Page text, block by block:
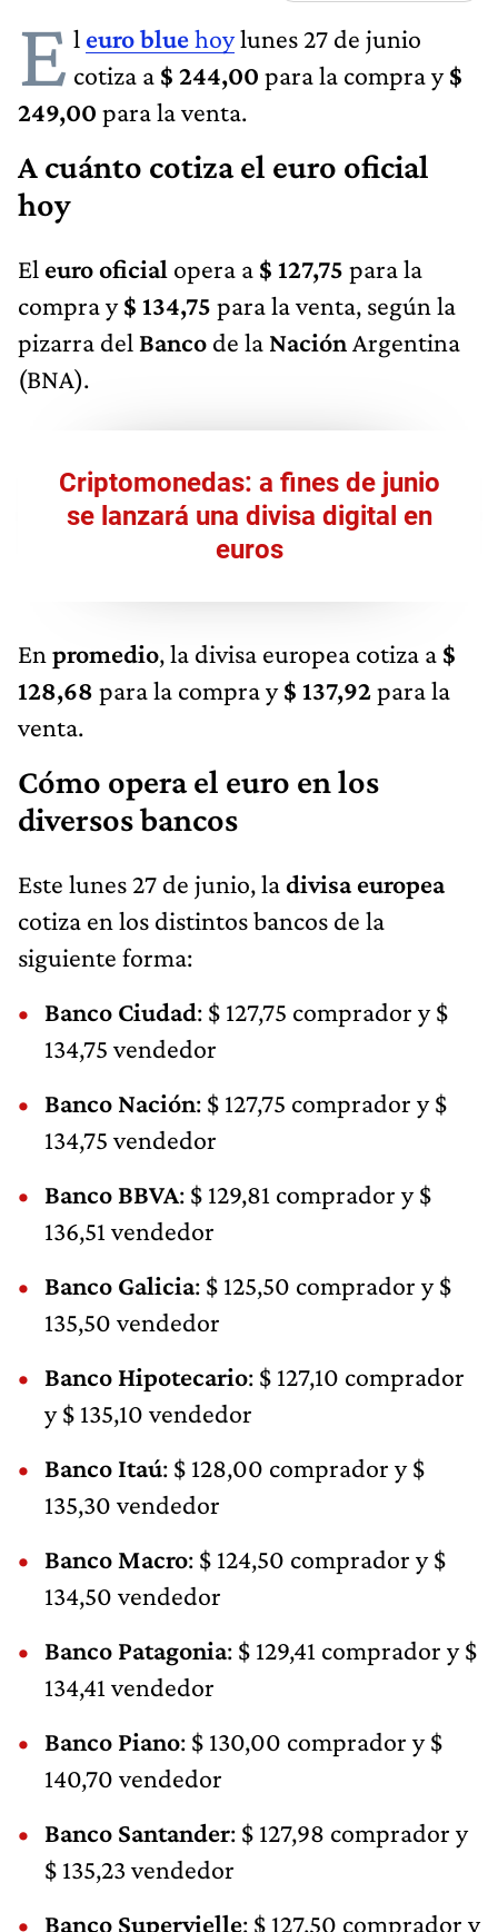
E l euro bluehoylunes 27 de junio
cotiza a $ 244,00 para la compra y$
249,00​ para la venta.
A cuánto cotiza el euro oficial
hoy
El euro oficial opera a $ 127,75 para la
compra y$ 134,75 para la venta, según la
pizarra del Banco de la Nación Argentina
(BNA).
Criptomonedas: a fines de junio
se lanzará una divisa digital en
euros
En promedio, la divisa europea cotiza a $
128,68 para la compra y$ 137,92para la
venta.
Cómo opera el euro en los
diversos bancos
Este lunes 27 de junio, ladivisa europea
cotiza en los distintos bancos de la
siguiente forma:
Banco Ciudad: $ 127,75 comprador y $
134,75 vendedor
Banco Nación: $ 127,75 comprador y $
134,75 vendedor
Banco BBVA: $ 129,81 comprador y $
136,51 vendedor
Banco Galicia: $ 125,50 comprador y $
135,50 vendedor
Banco Hipotecario: $ 127,10 comprador
y $ 135,10 vendedor
Banco Itaú: $ 128,00 comprador y $
135,30 vendedor
Banco Macro: $ 124,50 comprador y $
134,50 vendedor
Banco Patagonia: $ 129,41 comprador y $
134,41 vendedor
Banco Piano: $ 130,00 comprador y $
140,70 vendedor
Banco Santander: $ 127,98 comprador y
$ 135,23 vendedor
Banco Supervielle: $ 127,50 comprador y